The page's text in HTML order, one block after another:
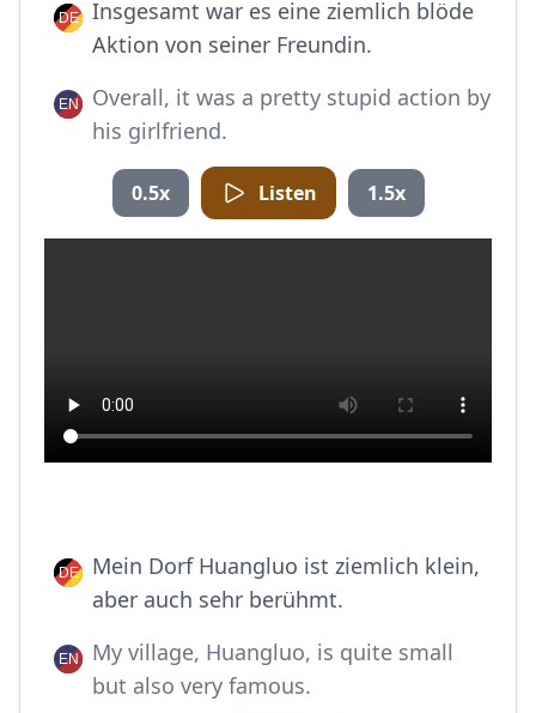
Insgesamt war es eine ziemlich blöde
Aktion von seiner Freundin.
Overall, it was a pretty stupid action by
his girlfriend.
0.5x Listen 1.5x
Mein Dorf Huangluo ist ziemlich klein,
aber auch sehr berühmt.
My village, Huangluo, is quite small
but also very famous.